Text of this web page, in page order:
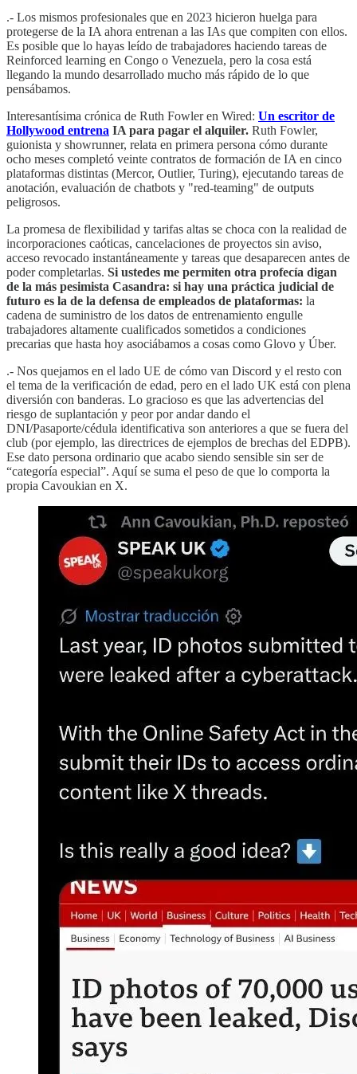
.- Los mismos profesionales que en 2023 hicieron huelga para
protegerse de la IA ahora entrenan a las IAs que compiten con ellos.
Es posible que lo hayas leído de trabajadores haciendo tareas de
Reinforced learning en Congo o Venezuela, pero la cosa está
llegando la mundo desarrollado mucho más rápido de lo que
pensábamos.
Interesantísima crónica de Ruth Fowler en Wired: Un escritor de
Hollywood entrena IA para pagar el alquiler. Ruth Fowler,
guionista y showrunner, relata en primera persona cómo durante
ocho meses completó veinte contratos de formación de IA en cinco
plataformas distintas (Mercor, Outlier, Turing), ejecutando tareas de
anotación, evaluación de chatbots y "red-teaming" de outputs
peligrosos.
La promesa de flexibilidad y tarifas altas se choca con la realidad de
incorporaciones caóticas, cancelaciones de proyectos sin aviso,
acceso revocado instantáneamente y tareas que desaparecen antes de
poder completarlas. Si ustedes me permiten otra profecía digan
de la más pesimista Casandra: si hay una práctica judicial de
futuro es la de la defensa de empleados de plataformas: la
cadena de suministro de los datos de entrenamiento engulle
trabajadores altamente cualificados sometidos a condiciones
precarias que hasta hoy asociábamos a cosas como Glovo y Úber.
.- Nos quejamos en el lado UE de cómo van Discord y el resto con
el tema de la verificación de edad, pero en el lado UK está con plena
diversión con banderas. Lo gracioso es que las advertencias del
riesgo de suplantación y peor por andar dando el
DNI/Pasaporte/cédula identificativa son anteriores a que se fuera del
club (por ejemplo, las directrices de ejemplos de brechas del EDPB).
Ese dato persona ordinario que acabo siendo sensible sin ser de
“categoría especial”. Aquí se suma el peso de que lo comporta la
propia Cavoukian en X.